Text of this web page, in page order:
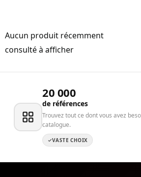
Aucun produit récemment
consulté à afficher
20 000
de références
Trouvez tout ce dont vous avez
catalogue.
VASTE CHOIX